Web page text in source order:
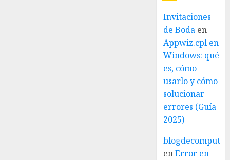
Invitaciones
de Boda en
Appwiz.cpl en
Windows: qué
es, cómo
usarlo y cómo
solucionar
errores (Guía
2025)
enError en